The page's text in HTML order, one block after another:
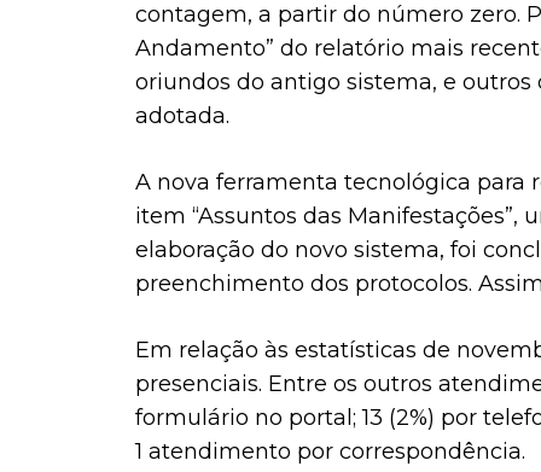
contagem, a partir do número zero.
Andamento” do relatório mais
oriundos do antigo sistema, e
adotada.
A nova ferramenta tecnológica para
item “Assuntos das
elaboração do novo sistema, foi
preenchimento dos protocolos.
Em relação às estatísticas de
presenciais. Entre os outros
formulário no portal; 13 (2%) por
1 atendimento por correspondência.